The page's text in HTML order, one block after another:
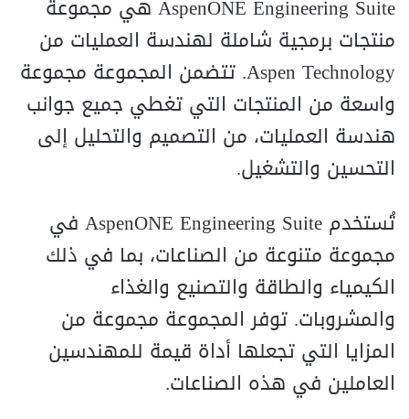
AspenONE Engineering Suite هي مجموعة
منتجات برمجية شاملة لهندسة العمليات من
Aspen Technology. تتضمن المجموعة مجموعة
واسعة من المنتجات التي تغطي جميع جوانب
هندسة العمليات، من التصميم والتحليل إلى
التحسين والتشغيل.
تُستخدم AspenONE Engineering Suite في
مجموعة متنوعة من الصناعات، بما في ذلك
الكيمياء والطاقة والتصنيع والغذاء
والمشروبات. توفر المجموعة مجموعة من
المزايا التي تجعلها أداة قيمة للمهندسين
العاملين في هذه الصناعات.